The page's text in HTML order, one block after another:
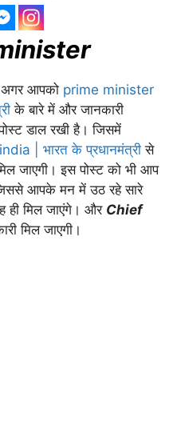
आपको prime minister
के बारे में और जानकारी
डाल रखी है। जिसमें
| भारत के प्रधानमंत्रीसे
जाएगी। इस पोस्ट को भी आप
आपके मन में उठ रहे सारे
मिल जाएंगे। और Chief
मिल जाएगी।